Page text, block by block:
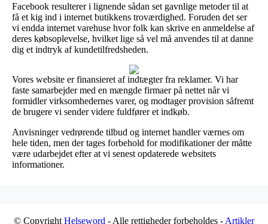
Facebook resulterer i lignende sådan set gavnlige metoder til at
få et kig ind i internet butikkens troværdighed. Foruden det ser
vi endda internet varehuse hvor folk kan skrive en anmeldelse af
deres købsoplevelse, hvilket lige så vel må anvendes til at danne
dig et indtryk af kundetilfredsheden.
Vores website er finansieret af indtægter fra reklamer. Vi har
faste samarbejder med en mængde firmaer på nettet når vi
formidler virksomhedernes varer, og modtager provision såfremt
de brugere vi sender videre fuldfører et indkøb.
Anvisninger vedrørende tilbud og internet handler værnes om
hele tiden, men der tages forbehold for modifikationer der måtte
være udarbejdet efter at vi senest opdaterede websitets
informationer.
© Copyright Helseword - Alle rettigheder forbeholdes - Artikler